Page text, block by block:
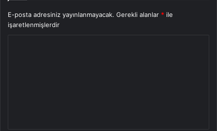
E-posta adresiniz yayınlanmayacak. Gerekli alanlar * ile
işaretlenmişlerdir